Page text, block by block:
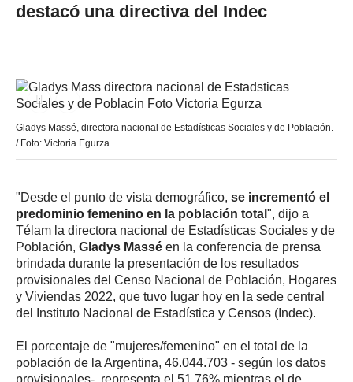
destacó una directiva del Indec
Gladys Massé, directora nacional de Estadísticas Sociales y de Población.
/ Foto: Victoria Egurza
"Desde el punto de vista demográfico, se incrementó el
predominio femenino en la población total ", dijo a
Télam la directora nacional de Estadísticas Sociales y de
Población, Gladys Massé en la conferencia de prensa
brindada durante la presentación de los resultados
provisionales del Censo Nacional de Población, Hogares
y Viviendas 2022, que tuvo lugar hoy en la sede central
del Instituto Nacional de Estadística y Censos (Indec).
El porcentaje de "mujeres/femenino" en el total de la
población de la Argentina, 46.044.703 - según los datos
provisionales-, representa el 51,76% mientras el de